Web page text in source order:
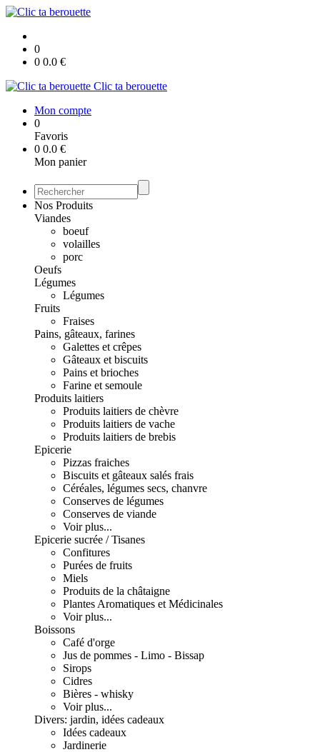
0
0 0.0 €
Clic ta berouette
Mon compte
0
Favoris
0 0.0 €
Mon panier
Nos Produits
Viandes
boeuf
volailles
porc
Oeufs
Légumes
Légumes
Fruits
Fraises
Pains, gâteaux, farines
Galettes et crêpes
Gâteaux et biscuits
Pains et brioches
Farine et semoule
Produits laitiers
Produits laitiers de chèvre
Produits laitiers de vache
Produits laitiers de brebis
Epicerie
Pizzas fraiches
Biscuits et gâteaux salés frais
Céréales, légumes secs, chanvre
Conserves de légumes
Conserves de viande
Voir plus...
Epicerie sucrée / Tisanes
Confitures
Purées de fruits
Miels
Produits de la châtaigne
Plantes Aromatiques et Médicinales
Voir plus...
Boissons
Café d'orge
Jus de pommes - Limo - Bissap
Sirops
Cidres
Bières - whisky
Voir plus...
Divers: jardin, idées cadeaux
Idées cadeaux
Jardinerie